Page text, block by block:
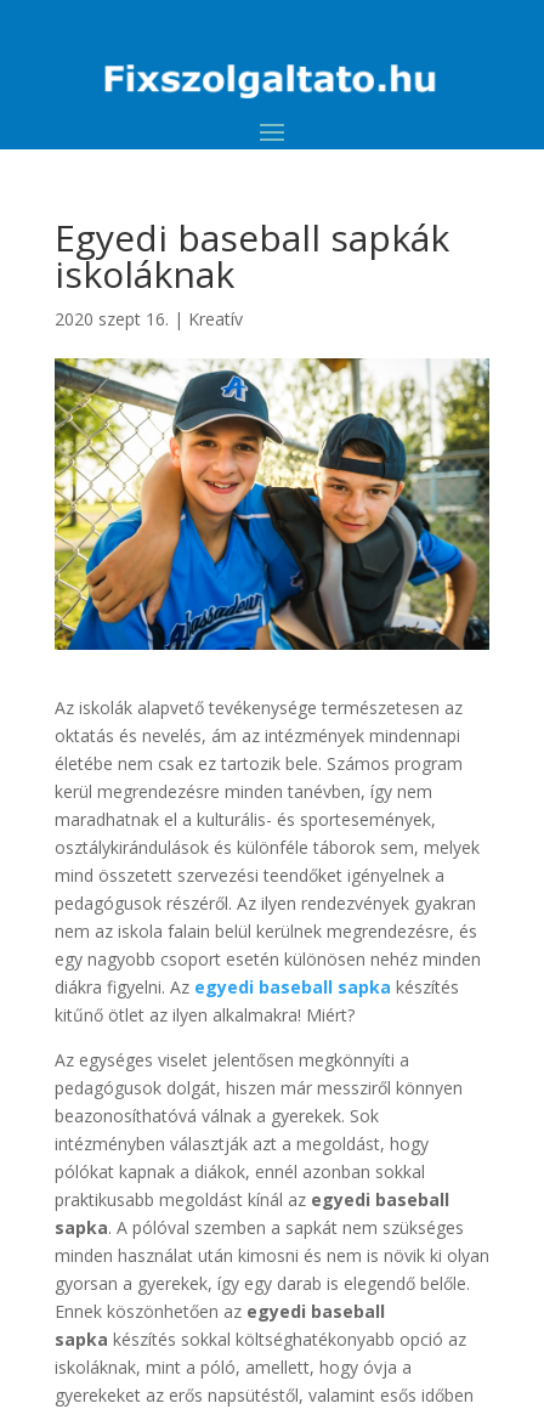
Egyedi baseball sapkák
iskoláknak
2020 szept 16. | Kreatív
Az iskolák alapvető tevékenysége természetesen az
oktatás és nevelés, ám az intézmények mindennapi
életébe nem csak ez tartozik bele. Számos program
kerül megrendezésre minden tanévben, így nem
maradhatnak el a kulturális- és sportesemények,
osztálykirándulások és különféle táborok sem, melyek
mind összetett szervezési teendőket igényelnek a
pedagógusok részéről. Az ilyen rendezvények gyakran
nem az iskola falain belül kerülnek megrendezésre, és
egy nagyobb csoport esetén különösen nehéz minden
diákra figyelni. Az egyedi baseball sapka készítés
kitűnő ötlet az ilyen alkalmakra! Miért?
Az egységes viselet jelentősen megkönnyíti a
pedagógusok dolgát, hiszen már messziről könnyen
beazonosíthatóvá válnak a gyerekek. Sok
intézményben választják azt a megoldást, hogy
pólókat kapnak a diákok, ennél azonban sokkal
praktikusabb megoldást kínál az egyedi baseball
sapka. A pólóval szemben a sapkát nem szükséges
minden használat után kimosni és nem is növik ki olyan
gyorsan a gyerekek, így egy darab is elegendő belőle.
Ennek köszönhetően az egyedi baseball
sapka készítés sokkal költséghatékonyabb opció az
iskoláknak, mint a póló, amellett, hogy óvja a
gyerekeket az erős napsütéstől, valamint esős időben